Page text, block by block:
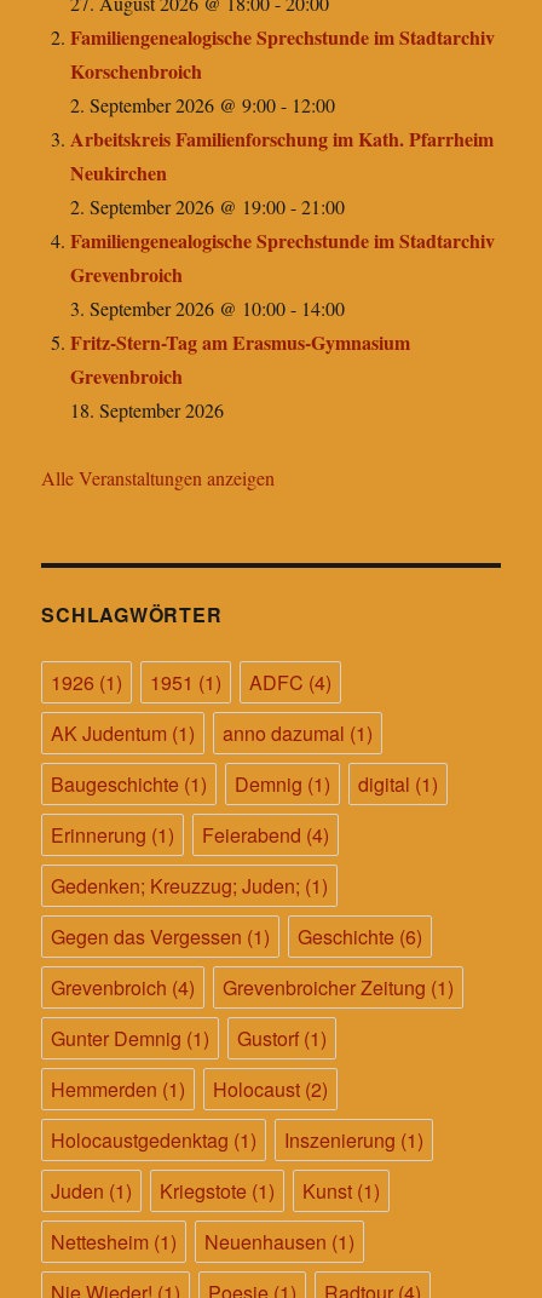
Familiengenealogische Sprechstunde im Stadtarchiv
Korschenbroich
2. September 2026 @ 9:00- 12:00
Arbeitskreis Familienforschung im Kath. Pfarrheim
Neukirchen
2. September 2026 @ 19:00-21:00
Familiengenealogische Sprechstunde im Stadtarchiv
Grevenbroich
3. September 2026 @ 10:00- 14:00
Fritz-Stern-Tag am Erasmus-Gymnasium
Grevenbroich
18. September 2026
Alle Veranstaltungen anzeigen
SCHLAGWÖRTER
1926 (1) 1951 (1) ADFC (4)
AK Judentum (1) anno dazumal (1)
Baugeschichte (1) Demnig (1) digital (1)
Erinnerung (1) Feierabend (4)
Gedenken; Kreuzzug; Juden; (1)
Gegen das Vergessen (1) Geschichte (6)
Grevenbroich (4) Grevenbroicher Zeitung (1)
Gunter Demnig (1) Gustorf (1)
Hemmerden (1) Holocaust (2)
Holocaustgedenktag (1) Inszenierung (1)
Juden (1) Kriegstote (1) Kunst (1)
Nettesheim (1) Neuenhausen (1)
Nie Wieder! (1) Poesie (1) Radtour (4)